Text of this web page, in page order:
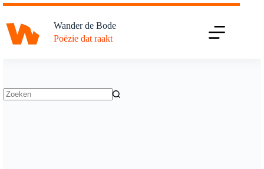
Ga
de
inhoud
Wander de Bode
Poëzie dat raakt